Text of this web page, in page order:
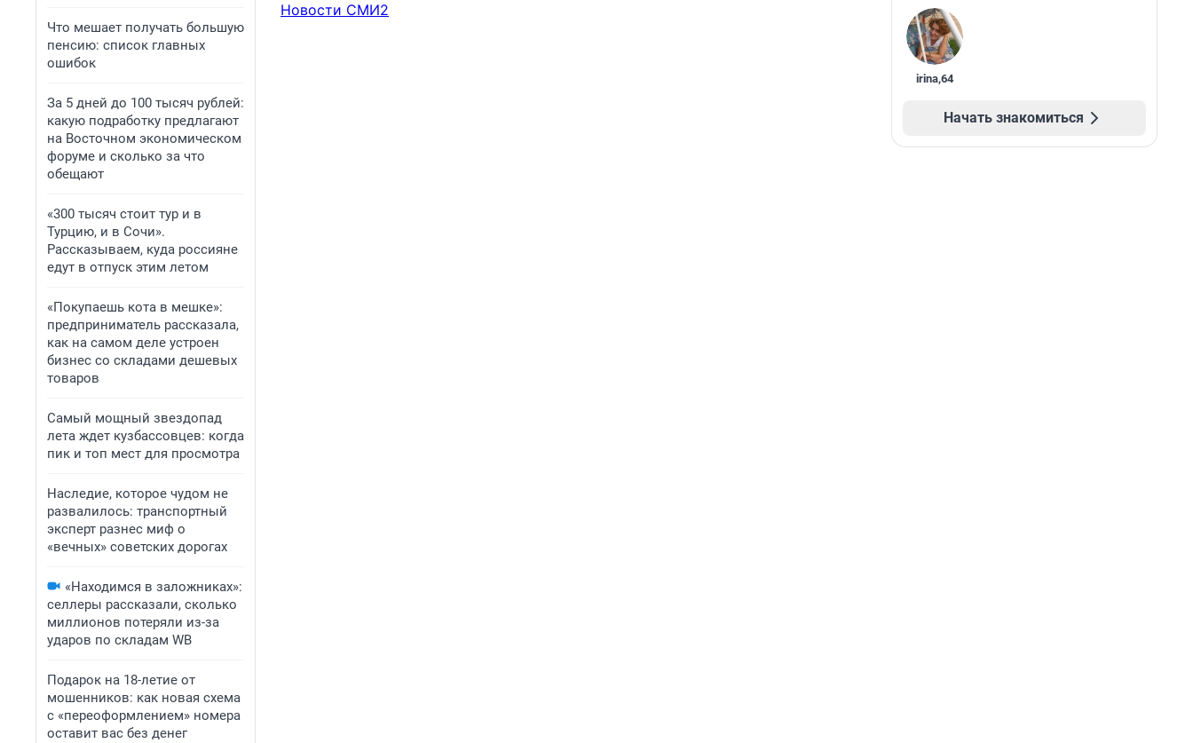
Что мешает получать большую
пенсию: список главных
ошибок
За 5 дней до 100 тысяч рублей:
какую подработку предлагают
на Восточном экономическом
форуме и сколько за что
обещают
«300 тысяч стоит тур и в
Турцию, и в Сочи».
Рассказываем, куда россияне
едут в отпуск этим летом
«Покупаешь кота в мешке»:
предприниматель рассказала,
как на самом деле устроен
бизнес со складами дешевых
товаров
Самый мощный звездопад
лета ждет кузбассовцев: когда
пик и топ мест для просмотра
Наследие, которое чудом не
развалилось: транспортный
эксперт разнес миф о
«вечных» советских дорогах
«Находимся в заложниках»:
селлеры рассказали, сколько
миллионов потеряли из-за
ударов по складам WB
Подарок на 18-летие от
мошенников: как новая схема
с «переоформлением» номера
оставит вас без денег
Новости СМИ2
irina,64
Начать знакомиться